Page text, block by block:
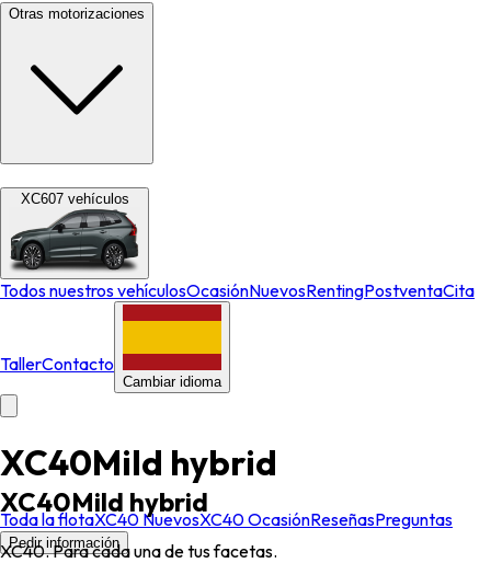
Otras motorizaciones
XC607vehículos
Todos nuestros vehículosOcasiónNuevosRentingPostventaCita
TallerContacto
Cambiar idioma
XC40Mild hybrid
Toda la flotaXC40 NuevosXC40 OcasiónReseñasPreguntas
Pedir información
XC40Mild hybrid
XC40. Para cada una de tus facetas.